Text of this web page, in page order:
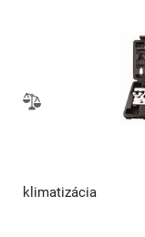
klimatizácia